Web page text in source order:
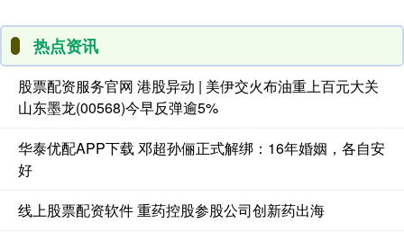
热点资讯
股票配资服务官网 港股异动 | 美伊交火布油重上百元大关
山东墨龙(00568)今早反弹逾5%
华泰优配APP下载 邓超孙俪正式解绑：16年婚姻，各自安
好
线上股票配资软件 重药控股参股公司创新药出海